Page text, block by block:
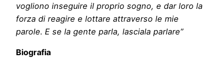
vogliono inseguire il proprio sogno, e dar loro la
forza di reagire e lottare attraverso le mie
parole. E se la gente parla, lasciala parlare”
Biografia